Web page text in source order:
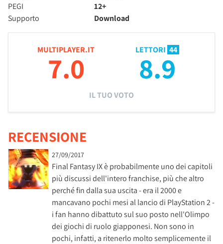
PEGI
12+
Supporto
Download
MULTIPLAYER.IT
7.0
LETTORI 44
8.9
IL TUO VOTO
RECENSIONE
27/09/2017
Final Fantasy IX è probabilmente uno dei capitoli
più discussi dell'intero franchise, più che altro
perché fin dalla sua uscita - era il 2000 e
mancavano pochi mesi al lancio di PlayStation 2 -
i fan hanno dibattuto sul suo posto nell'Olimpo
dei giochi di ruolo giapponesi. Non sono in
pochi, infatti, a ritenerlo molto semplicemente il